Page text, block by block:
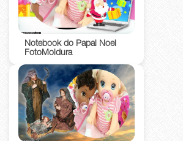
Notebook do Papai Noel
FotoMoldura